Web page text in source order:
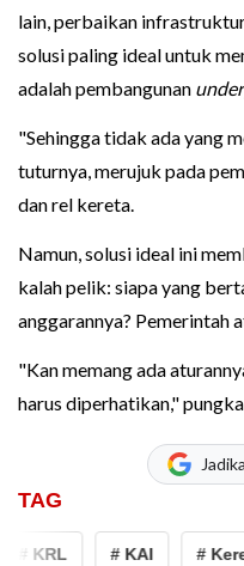
lain, perbaikan
solusi paling ideal untuk
adalah pembangunan
"Sehingga tidak ada yang
tuturnya, merujuk pada
dan rel kereta.
Namun, solusi ideal ini
kalah pelik: siapa yang
anggarannya? Pemerintah
"Kan memang ada
harus diperhatikan,"
TAG
KRL # KAI # Kereta